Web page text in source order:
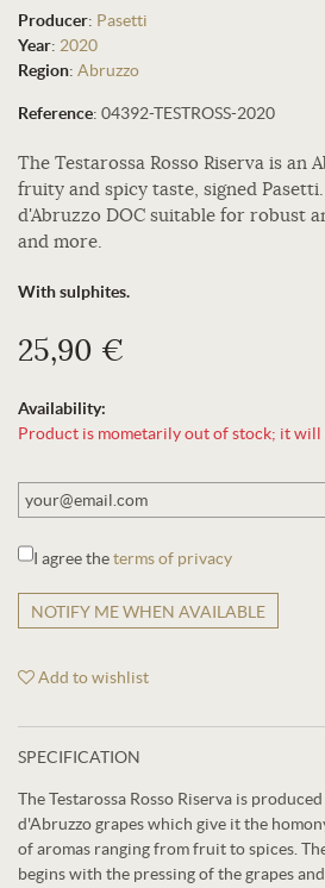
Producer: Pasetti
Year: 2020
Region: Abruzzo
Reference: 04392-TESTROSS-2020
The Testarossa Rosso Riserva is an
fruity and spicy taste, signed
d'Abruzzo DOC suitable for robust
and more.
With sulphites.
25,90 €
Availability:
Product is mometarily out of stock; it will
I agree theterms of privacy
NOTIFY ME WHEN AVAILABLE
Add to wishlist
SPECIFICATION
The Testarossa Rosso Riserva is
d'Abruzzo grapes which give it the
of aromas ranging from fruit to spices.
begins with the pressing of the grapes